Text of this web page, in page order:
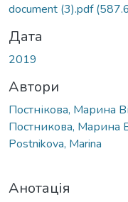
document (3).pdf
Дата
2019
Автори
Постнікова, Марина
Постникова, Марина
Postnikova, Marina
Анотація